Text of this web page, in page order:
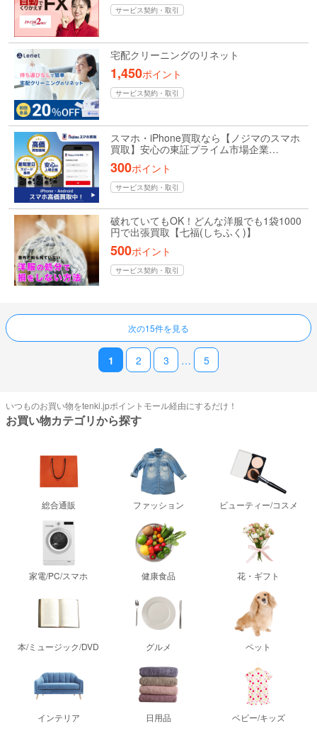
サービス契約・取引
宅配クリーニングのリネット
1,450ポイント
サービス契約・取引
スマホ・iPhone買取なら【ノジマのスマホ
買取】安心の東証プライム市場企業…
300ポイント
サービス契約・取引
破れていてもOK！どんな洋服でも1袋1000
円で出張買取【七福(しちふく)】
500ポイント
サービス契約・取引
ページ送り
次の15件を見る
1 2 3 … 5
いつものお買い物をtenki.jpポイントモール経由にするだけ！
お買い物カテゴリから探す
総合通販 ファッション ビューティー/コスメ
家電/PC/スマホ 健康食品 花・ギフト
本/ミュージック/DVD グルメ ペット
インテリア 日用品 ベビー/キッズ